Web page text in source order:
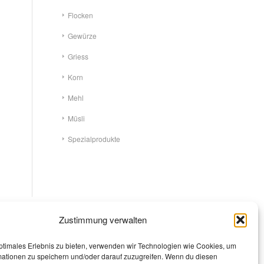
Zustimmung verwalten
Erlebnis zu bieten, verwenden wir Technologien wie Cookies, um
zu speichern und/oder darauf zuzugreifen. Wenn du diesen
Flocken
Gewürze
Griess
Korn
Mehl
Müsli
Spezialprodukte